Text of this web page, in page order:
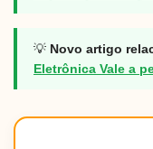
💡 Novo artigo
Eletrônica Vale a